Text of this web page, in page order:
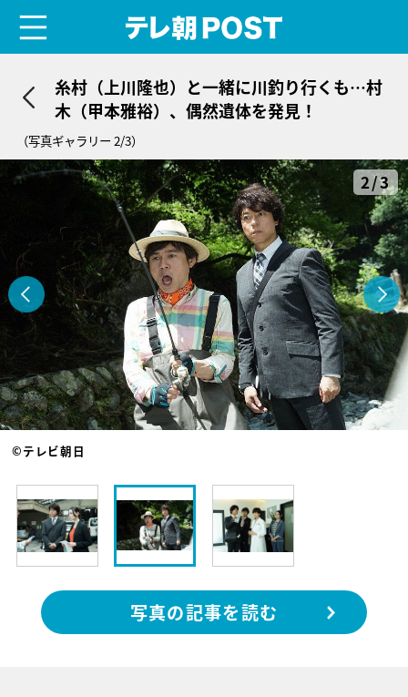
糸村（上川隆也）と一緒に川釣り行くも…村
木（甲本雅裕）、偶然遺体を発見！
（写真ギャラリー 2/3）
2/3
©テレビ朝日
写真の記事を読む